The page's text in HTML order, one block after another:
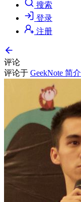
搜索
登录
注册
评论
评论于 GeekNote 简介